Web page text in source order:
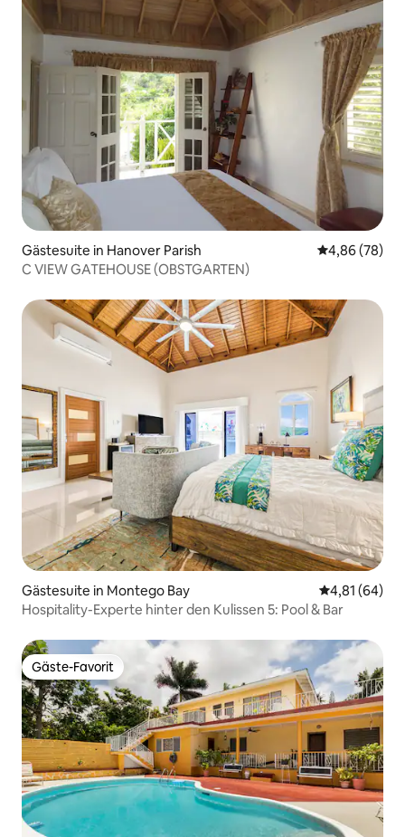
Gästesuite in Hanover Parish
4,86 (78)
C VIEW GATEHOUSE (OBSTGARTEN)
Gästesuite in Montego Bay
4,81 (64)
Hospitality-Experte hinter den Kulissen 5: Pool & Bar
Gäste-Favorit
Gäste-Favorit